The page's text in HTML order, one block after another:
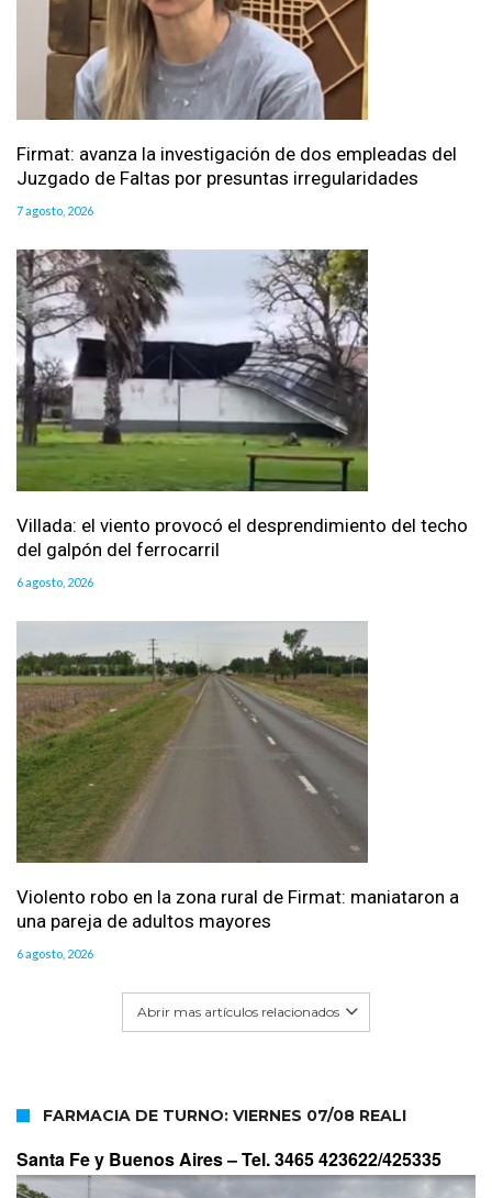
Firmat: avanza la investigación de dos empleadas del
Juzgado de Faltas por presuntas irregularidades
7 agosto, 2026
Villada: el viento provocó el desprendimiento del techo
del galpón del ferrocarril
6 agosto, 2026
Violento robo en la zona rural de Firmat: maniataron a
una pareja de adultos mayores
6 agosto, 2026
Abrir mas artículos relacionados
FARMACIA DE TURNO: VIERNES 07/08 REALI
Santa Fe y Buenos Aires –Tel. 3465 423622/425335